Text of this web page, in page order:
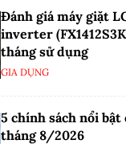
Đánh giá máy giặt
inverter
tháng sử dụng
GIA DỤNG
5 chính sách nổi
tháng 8/2026